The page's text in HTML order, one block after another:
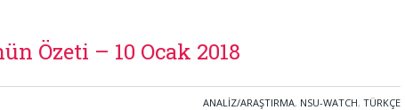
Özeti – 10 Ocak 2018
ANALİZ/ARAŞTIRMA, NSU-WATCH, TÜRKÇE